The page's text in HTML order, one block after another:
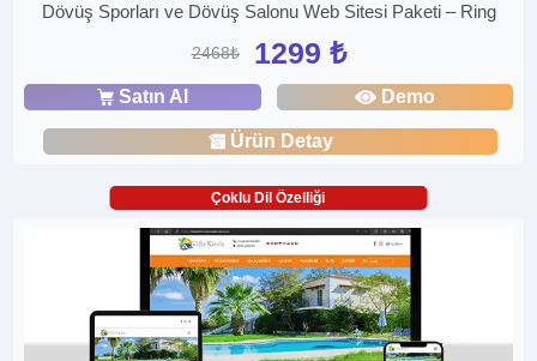
Dövüş Sporları ve Dövüş Salonu Web Sitesi Paketi – Ring
2468₺ 1299 ₺
Satın Al Demo
Ürün Detay
Çoklu Dil Özelliği